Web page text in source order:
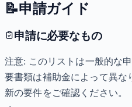
📝申請ガイド
申請に必要なもの
注意: このリストは一般的な
要書類は補助金によって異な
新の要件をご確認ください。